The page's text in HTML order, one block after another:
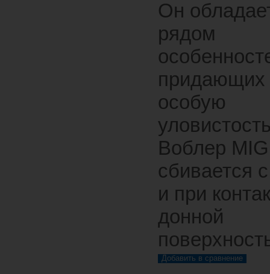
Он
рядом
придающих
особую
Воблер
сбивается
и при
донной